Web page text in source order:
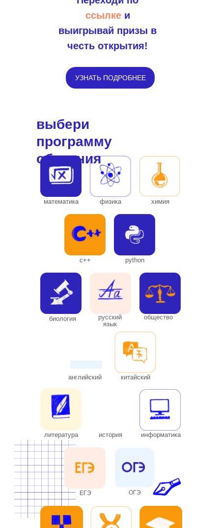
УЗНАТЬ ПОДРОБНЕЕ
Сканируй QR или
переходи по
ссылке
и
выигрывай призы в честь
открытия!
ссылкеи
выигрывай призы в
честь открытия!
выбери
программу
обучения
математика физика химия
биология
русский
язык
литература история информатика
с++ python
английский китайский
общество
ЕГЭ ОГЭ